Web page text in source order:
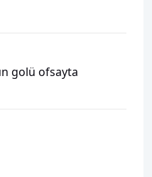
golü ofsayta